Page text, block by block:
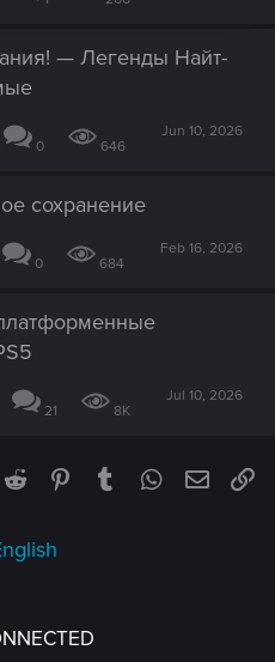
— Легенды Найт-
0 646
Jun 10, 2026
сохранение
0 684
Feb 16, 2026
21 8K
Jul 10, 2026
Reddit PinterestTumblrWhatsApp
Email